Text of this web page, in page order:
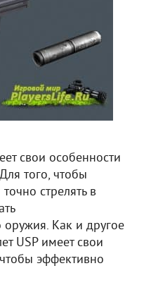
свои особенности
того, чтобы
стрелять в
оружия. Как и другое
USP имеет свои
эффективно